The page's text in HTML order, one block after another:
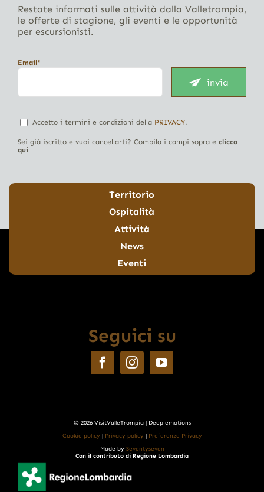
Restate informati sulle attività dalla Valletrompia,
le offerte di stagione, gli eventi e le opportunità
per escursionisti.
Email*
invia
Accetto i termini e condizioni della PRIVACY.
Sei già iscritto e vuoi cancellarti? Compila i campi sopra e clicca
qui
Territorio
Ospitalità
Attività
News
Eventi
Seguici su
© 2026 VisitValleTrompia | Deep emotions
Cookie policy | Privacy policy | Preferenze Privacy
Made by Seventyseven
Con il contributo di Regione Lombardia